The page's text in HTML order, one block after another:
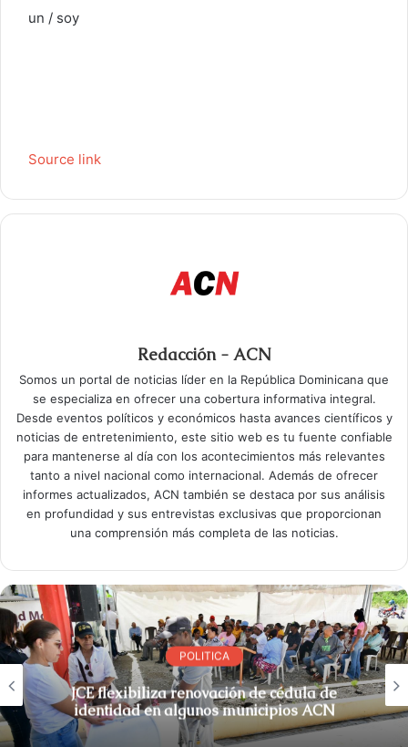
un / soy
Source link
Redacción - ACN
Somos un portal de noticias líder en la República Dominicana que
se especializa en ofrecer una cobertura informativa integral.
Desde eventos políticos y económicos hasta avances científicos y
noticias de entretenimiento, este sitio web es tu fuente confiable
para mantenerse al día con los acontecimientos más relevantes
tanto a nivel nacional como internacional. Además de ofrecer
informes actualizados, ACN también se destaca por sus análisis
en profundidad y sus entrevistas exclusivas que proporcionan
una comprensión más completa de las noticias.
POLITICA
JCE flexibiliza renovación de cédula de
identidad en algunos municipios ACN